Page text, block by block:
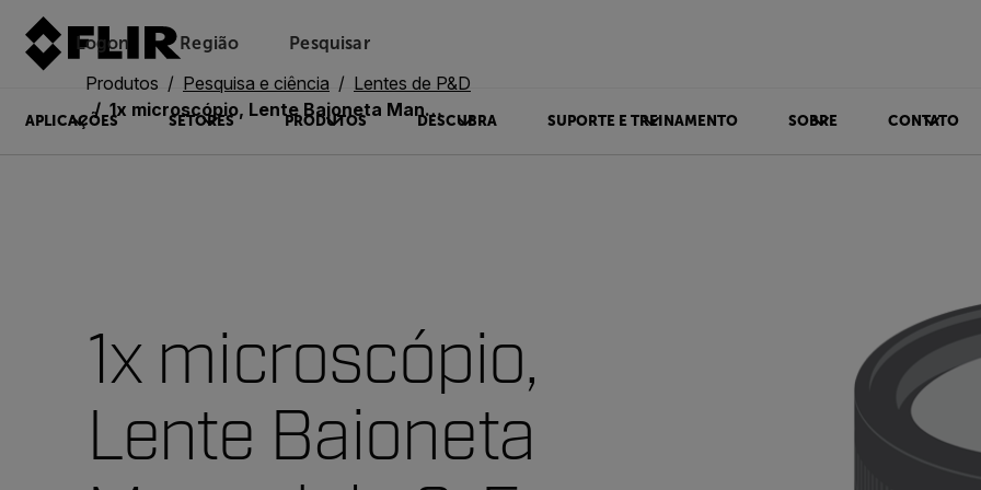
Logon Região Pesquisar
APLICAÇÕES SETORES PRODUTOS DESCUBRA SUPORTE E TREINAMENTO SOBRE CONTATO
Produtos Pesquisa e ciência
Lentes de P&D
1x microscópio, Lente Baioneta Manual de 3-5 μm, f\2.5 MWIR FPO (4214995)
1x microscópio,
Lente Baioneta